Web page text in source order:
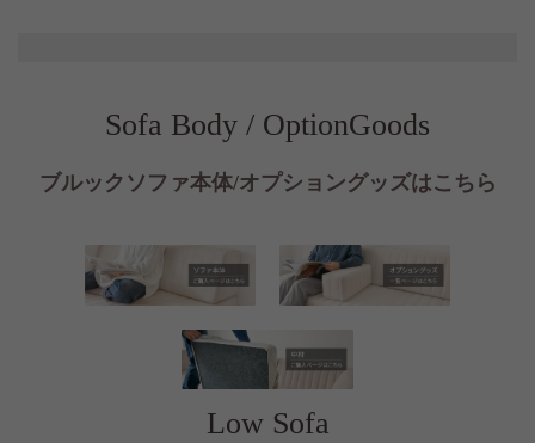
Sofa Body / OptionGoods
ブルックソファ本体/オプショングッズはこちら
Low Sofa